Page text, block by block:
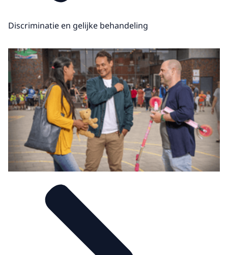
Discriminatie en gelijke behandeling